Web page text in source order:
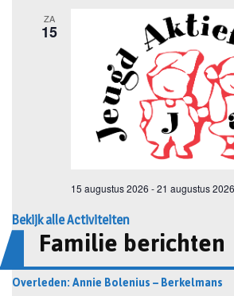
Bekijk alle Activiteiten
Familie berichten
Overleden: Annie Bolenius – Berkelmans